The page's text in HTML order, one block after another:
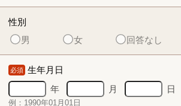
性別
男
女 回答なし
必須 生年月日
年
月 日
例：1990年01月01日